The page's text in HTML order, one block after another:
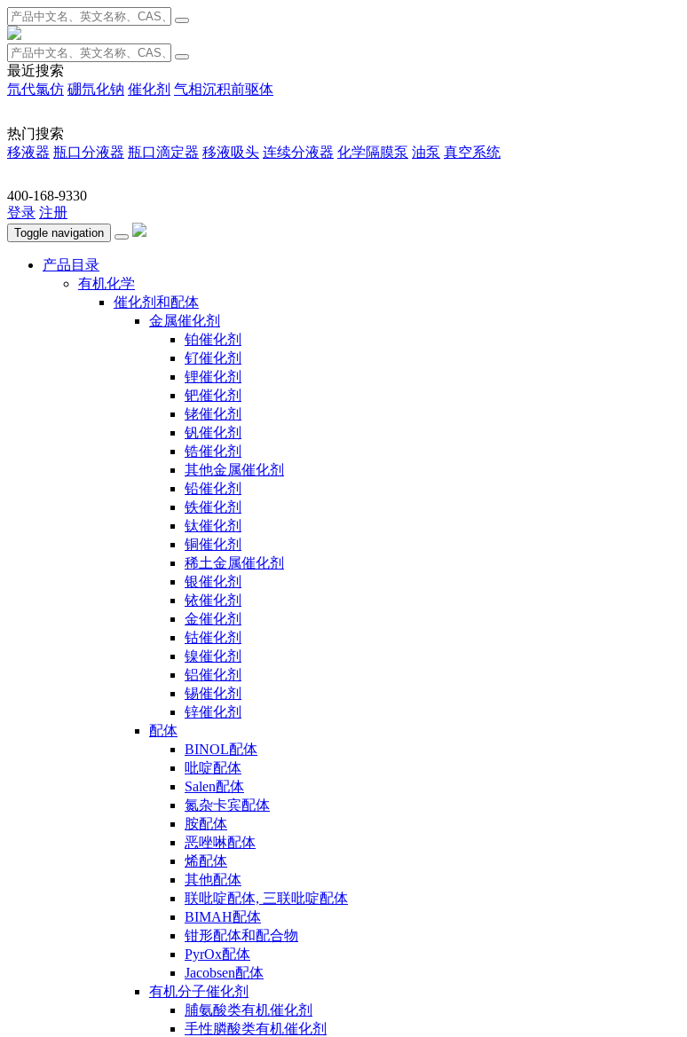
最近搜索
氘代氯仿 硼氘化钠 催化剂 气相沉积前驱体
热门搜索
移液器 瓶口分液器 瓶口滴定器 移液吸头 连续分液器 化学隔膜泵 油泵 真空系统
400-168-9330
登录 注册
Toggle navigation
产品目录
有机化学
催化剂和配体
金属催化剂
铂催化剂
钌催化剂
锂催化剂
钯催化剂
铑催化剂
钒催化剂
锆催化剂
其他金属催化剂
铅催化剂
铁催化剂
钛催化剂
铜催化剂
稀土金属催化剂
银催化剂
铱催化剂
金催化剂
钴催化剂
镍催化剂
铝催化剂
锡催化剂
锌催化剂
配体
BINOL配体
吡啶配体
Salen配体
氮杂卡宾配体
胺配体
恶唑啉配体
烯配体
其他配体
联吡啶配体, 三联吡啶配体
BIMAH配体
钳形配体和配合物
PyrOx配体
Jacobsen配体
有机分子催化剂
脯氨酸类有机催化剂
手性膦酸类有机催化剂